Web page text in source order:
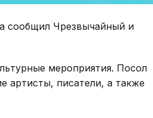
сообщил Чрезвычайный и
мероприятия. Посол
артисты, писатели, а также